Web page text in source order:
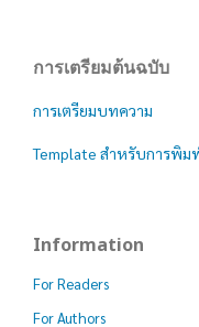
การเตรียมต้นฉบับ
การเตรียมบทความ
Template สำหรับการพิ
Information
For Readers
For Authors